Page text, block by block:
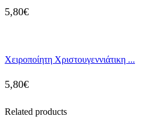
5,80€
Χειροποίητη Χριστουγεννιάτικη ...
5,80€
Related products